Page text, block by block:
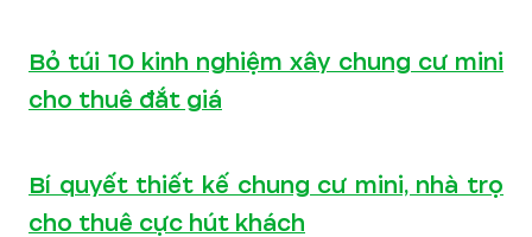
Bỏ túi 10 kinh nghiệm xây chung cư mini
cho thuê đắt giá
Bí quyết thiết kế chung cư mini, nhà trọ
cho thuê cực hút khách